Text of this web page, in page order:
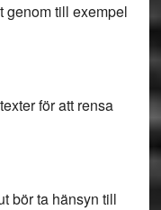
genom till exempel
för att rensa
bör ta hänsyn till